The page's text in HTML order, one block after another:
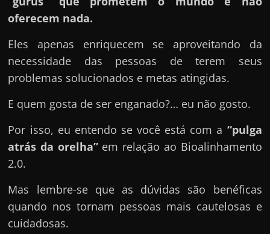
o
?
P
e
s
a
n
d
e
m
c
oferecem nada.
Eles apenas enriquecem se aproveitando da
necessidade das pessoas de terem seus
problemas solucionados e metas atingidas.
E quem gosta de ser enganado?… eu não gosto.
Por isso, eu entendo se você está com a “pulga
atrás da orelha”em relação ao Bioalinhamento
2.0.
Mas lembre-se que as dúvidas são benéficas
quando nos tornam pessoas mais cautelosas e
cuidadosas.